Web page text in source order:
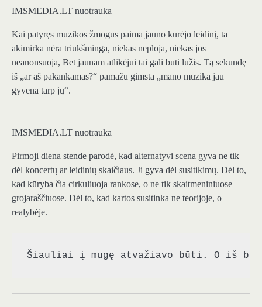
IMSMEDIA.LT nuotrauka
Kai patyręs muzikos žmogus paima jauno kūrėjo leidinį, ta
akimirka nėra triukšminga, niekas neploja, niekas jos
neanonsuoja, Bet jaunam atlikėjui tai gali būti lūžis. Tą sekundę
iš „ar aš pakankamas?“ pamažu gimsta „mano muzika jau
gyvena tarp jų“.
IMSMEDIA.LT nuotrauka
Pirmoji diena stende parodė, kad alternatyvi scena gyva ne tik
dėl koncertų ar leidinių skaičiaus. Ji gyva dėl susitikimų. Dėl to,
kad kūryba čia cirkuliuoja rankose, o ne tik skaitmeniniuose
grojaraščiuose. Dėl to, kad kartos susitinka ne teorijoje, o
realybėje.
Šiauliai į mugę atvažiavo būti. O iš